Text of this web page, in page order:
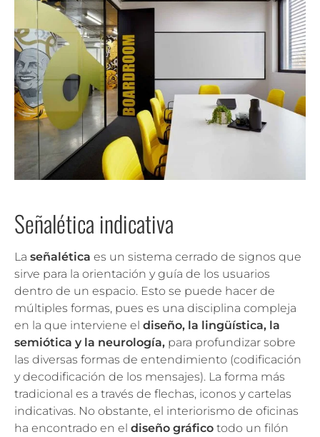
Señalética indicativa
La señalética es un sistema cerrado de signos que
sirve para la orientación y guía de los usuarios
dentro de un espacio. Esto se puede hacer de
múltiples formas, pues es una disciplina compleja
en la que interviene el diseño, la lingüística, la
semiótica y la neurología, para profundizar sobre
las diversas formas de entendimiento (codificación
y decodificación de los mensajes). La forma más
tradicional es a través de flechas, iconos y cartelas
indicativas. No obstante, el interiorismo de oficinas
ha encontrado en el diseño gráfico todo un filón